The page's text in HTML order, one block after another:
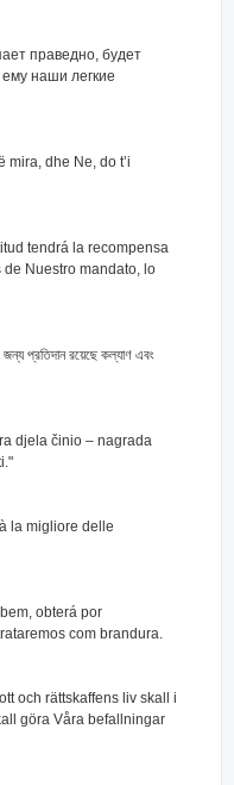
праведно, будет
наши легкие
mira, dhe Ne, do t’i
tendrá la recompensa
de Nuestro mandato, lo
প্রতিদান রয়েছে কল্যাণ এবং
djela činio – nagrada
la migliore delle
obterá por
com brandura.
och rättskaffens liv skall i
göra Våra befallningar